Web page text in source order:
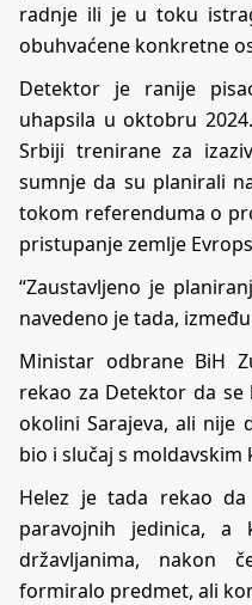
radnje ili je u toku
obuhvaćene konkretne
Detektor je ranije
uhapsila u oktobru
Srbiji trenirane za
sumnje da su planirali
tokom referenduma o
pristupanje zemlje
“Zaustavljeno je
navedeno je tada,
Ministar odbrane BiH
rekao za Detektor da
okolini Sarajeva, ali nije
bio i slučaj s
Helez je tada rekao
paravojnih jedinica,
državljanima, nakon
formiralo predmet, ali